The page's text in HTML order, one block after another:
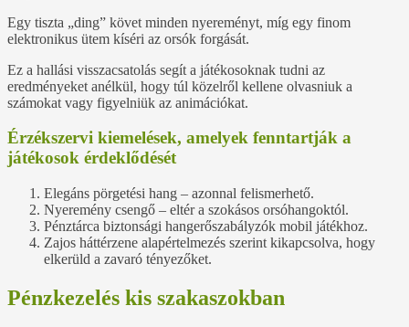
Egy tiszta „ding” követ minden nyereményt, míg egy finom
elektronikus ütem kíséri az orsók forgását.
Ez a hallási visszacsatolás segít a játékosoknak tudni az
eredményeket anélkül, hogy túl közelről kellene olvasniuk a
számokat vagy figyelniük az animációkat.
Érzékszervi kiemelések, amelyek fenntartják a
játékosok érdeklődését
Elegáns pörgetési hang – azonnal felismerhető.
Nyeremény csengő – eltér a szokásos orsóhangoktól.
Pénztárca biztonsági hangerőszabályzók mobil játékhoz.
Zajos háttérzene alapértelmezés szerint kikapcsolva, hogy
elkerüld a zavaró tényezőket.
Pénzkezelés kis szakaszokban